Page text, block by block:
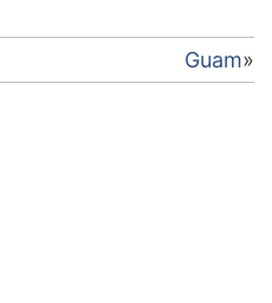
Guam